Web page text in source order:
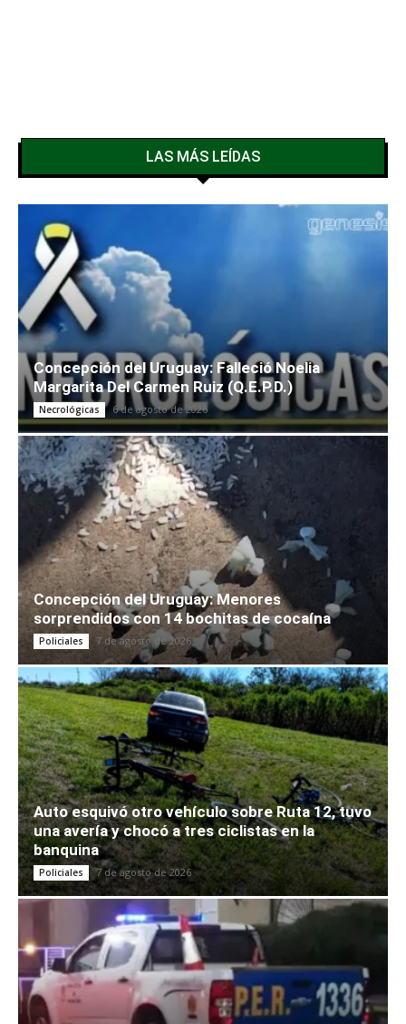
LAS MÁS LEÍDAS
Concepción del Uruguay: Falleció Noelia
Margarita Del Carmen Ruiz (Q.E.P.D.)
Necrológicas 6 de agosto de 2026
Concepción del Uruguay: Menores
sorprendidos con 14 bochitas de cocaína
Policiales 7 de agosto de 2026
Auto esquivó otro vehículo sobre Ruta 12, tuvo
una avería y chocó a tres ciclistas en la
banquina
Policiales 7 de agosto de 2026